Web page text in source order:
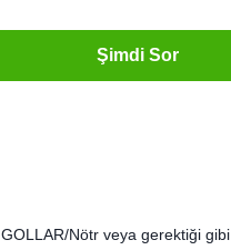
Şimdi Sor
GOLLAR/Nötr veya gerektiği gibi